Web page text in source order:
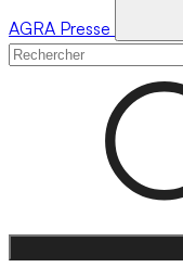
AGRA Presse